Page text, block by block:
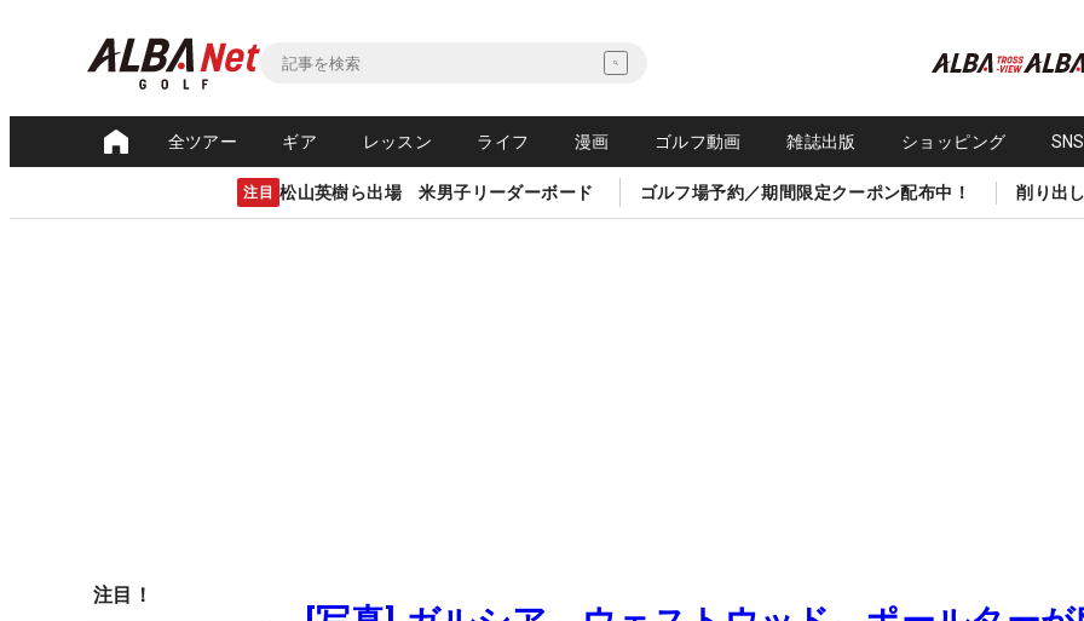
全ツアー ギア レッスン ライフ 漫画 ゴルフ動画 雑誌出版 ショッピング
注目 松山英樹ら出場 米男子リーダーボード ゴルフ場予約／期間限定クーポン配布中！ 削り出
注目！